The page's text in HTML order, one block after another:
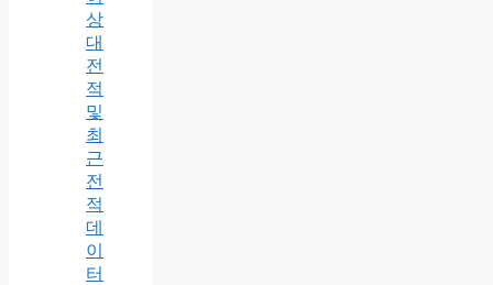
상
대
전
적
및
최
근
전
적
데
이
터